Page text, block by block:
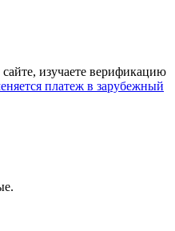
изучаете верификацию
платеж в зарубежный